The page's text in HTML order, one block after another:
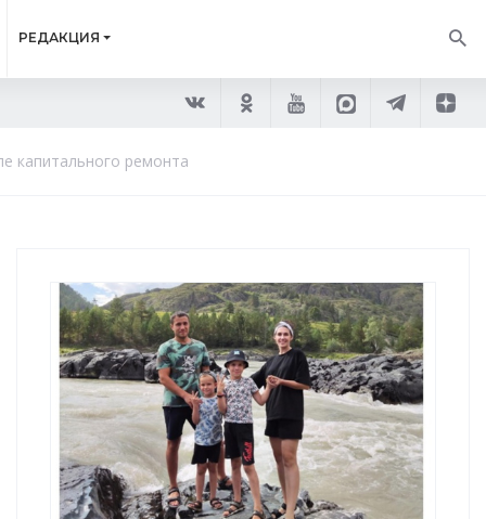
РЕДАКЦИЯ
капитального ремонта